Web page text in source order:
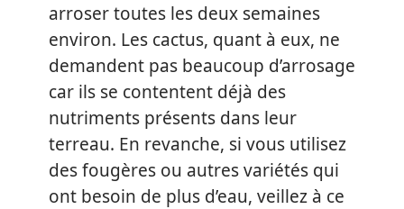
arroser toutes les deux semaines
environ. Les cactus, quant à eux, ne
demandent pas beaucoup d’arrosage
car ils se contentent déjà des
nutriments présents dans leur
terreau. En revanche, si vous utilisez
des fougères ou autres variétés qui
ont besoin de plus d’eau, veillez à ce